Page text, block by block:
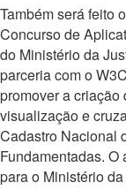
Também será feito
Concurso de
do Ministério da
parceria com o
promover a criação
visualização e
Cadastro Nacional
Fundamentadas.
para o Ministério